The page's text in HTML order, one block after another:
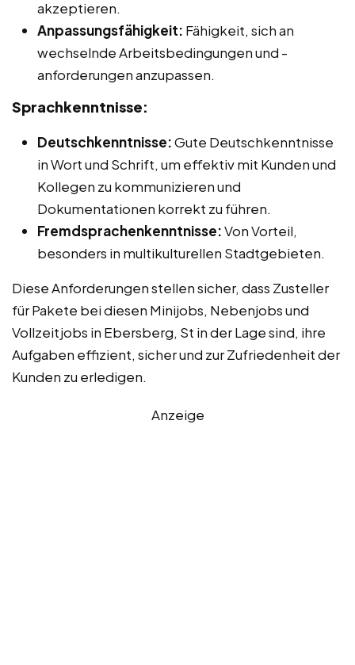
akzeptieren.
Anpassungsfähigkeit: Fähigkeit, sich an
wechselnde Arbeitsbedingungen und -
anforderungen anzupassen.
Sprachkenntnisse:
Deutschkenntnisse:Gute Deutschkenntnisse
in Wort und Schrift, um effektiv mit Kunden und
Kollegen zu kommunizieren und
Dokumentationen korrekt zu führen.
Fremdsprachenkenntnisse:Von Vorteil,
besonders in multikulturellen Stadtgebieten.
Diese Anforderungen stellen sicher, dass Zusteller
für Pakete bei diesen Minijobs, Nebenjobs und
Vollzeitjobs in Ebersberg, St in der Lage sind, ihre
Aufgaben effizient, sicher und zur Zufriedenheit der
Kunden zu erledigen.
Anzeige